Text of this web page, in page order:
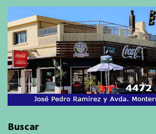
Buscar